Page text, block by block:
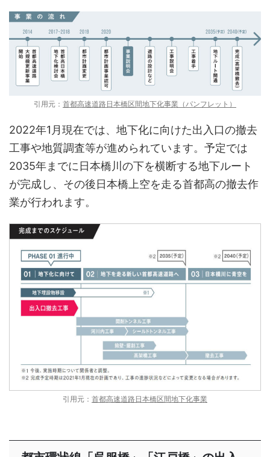
引用元： 首都高速道路日本橋区間地下化事業（パンフレット）
2022年1月現在では、地下化に向けた出入口の撤去
工事や地質調査等が進められています。予定では
2035年までに日本橋川の下を横断する地下ルート
が完成し、その後日本橋上空を走る首都高の撤去作
業が行われます。
引用元： 首都高速道路日本橋区間地下化事業